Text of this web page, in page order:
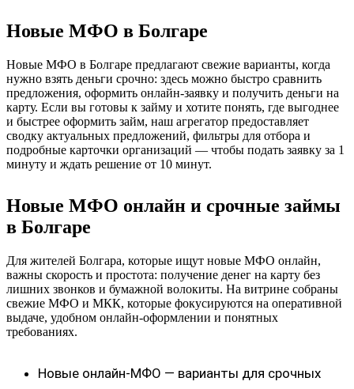
Новые МФО в Болгаре
Новые МФО в Болгаре предлагают свежие варианты, когда
нужно взять деньги срочно: здесь можно быстро сравнить
предложения, оформить онлайн-заявку и получить деньги на
карту. Если вы готовы к займу и хотите понять, где выгоднее
и быстрее оформить займ, наш агрегатор предоставляет
сводку актуальных предложений, фильтры для отбора и
подробные карточки организаций — чтобы подать заявку за 1
минуту и ждать решение от 10 минут.
Новые МФО онлайн и срочные займы
в Болгаре
Для жителей Болгара, которые ищут новые МФО онлайн,
важны скорость и простота: получение денег на карту без
лишних звонков и бумажной волокиты. На витрине собраны
свежие МФО и МКК, которые фокусируются на оперативной
выдаче, удобном онлайн-оформлении и понятных
требованиях.
Новые онлайн‑МФО — варианты для срочных